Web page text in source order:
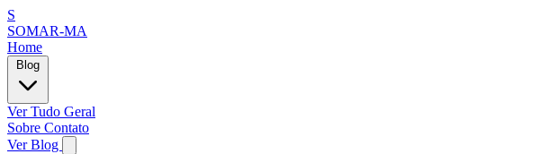
S
SOMAR-MA
Home
Ver Tudo Geral
Sobre Contato
Ver Blog